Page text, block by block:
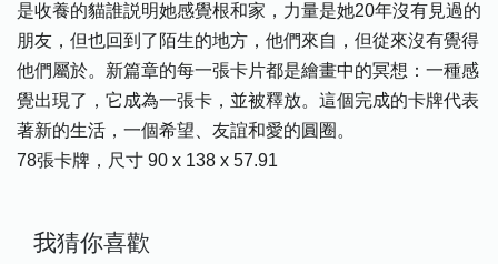
是收養的貓誰説明她感覺根和家，力量是她20年沒有見過的
朋友，但也回到了陌生的地方，他們來自，但從來沒有覺得
他們屬於。新篇章的每一張卡片都是繪畫中的冥想：一種感
覺出現了，它成為一張卡，並被釋放。這個完成的卡牌代表
著新的生活，一個希望、友誼和愛的圓圈。
78張卡牌，尺寸 90 x 138 x 57.91
我猜你喜歡